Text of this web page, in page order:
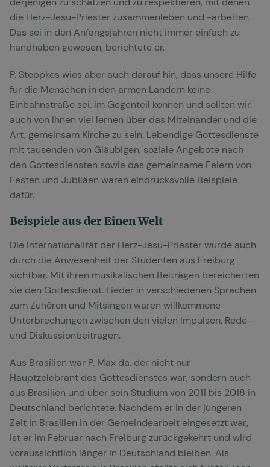
die Herz-Jesu-Priester zusammenleben und -arbeiten.
Das sei in den Anfangsjahren nicht immer einfach zu
handhaben gewesen, berichtete er.
P. Steppkes wies aber auch darauf hin, dass unsere Hilfe
für die Menschen in den armen Ländern keine
Einbahnstraße sei. Im Gegenteil können und sollten wir
auch von ihnen viel lernen über das Miteinander und die
Art, gemeinsam Kirche zu sein. Lebendige Gottesdienste
mit tausenden von Gläubigen, soziale Angebote nach
den Gottesdiensten sowie das gemeinsame Feiern von
Festen und Jubiläen waren eindrucksvolle Beispiele
dafür.
Beispiele aus der Einen Welt
Die Internationalität der Herz-Jesu-Priester wurde auch
durch die Anwesenheit der Studenten aus Freiburg
sichtbar. Mit ihren musikalischen Beiträgen bereicherten
sie den Gottesdienst. Lieder in verschiedenen Sprachen
zum Zuhören und Mitsingen waren willkommene
Unterbrechungen zwischen den vielen Impulsen, Rede-
und Diskussionbeiträgen.
Aus Brasilien war P. Max da, der nicht nur
Hauptzelebrant des Gottesdienstes war, sondern auch
aus Brasilien und über sein Studium von 2011 bis 2018 in
Deutschland berichtete. Nachdem er in der jüngeren
Zeit in Brasilien in der Gemeindearbeit eingesetzt war,
ist er im Februar nach Freiburg zurückgekehrt und wird
voraussichtlich länger in Deutschland bleiben. Als